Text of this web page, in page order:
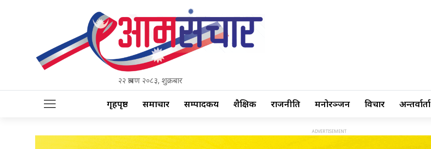
२२ श्रावण २०८३, शुक्रबार
गृहपृष्ठ समाचार सम्पादकीय शैक्षिक राजनीति मनोरञ्जन विचार अन्तर्वार्ता